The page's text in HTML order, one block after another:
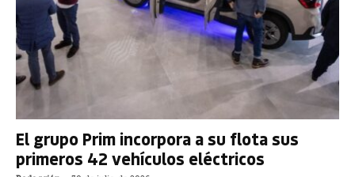
El grupo Prim incorpora a su flota sus
primeros 42 vehículos eléctricos